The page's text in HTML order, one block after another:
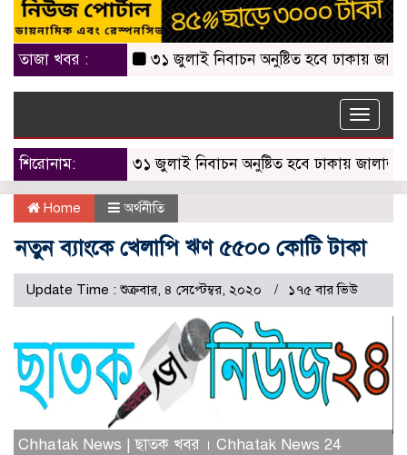
তাজা খবর : ৩১ জুলাই নিবাচন অনু‌ষ্টিত হ‌বে ঢাকায়
Toggle
শিরোনাম:
৩১ জুলাই নিবাচন অনু‌ষ্টিত হ‌বে ঢাকায় জালালাবাদ
Home অর্থনীতি
নতুন ব্যাংকে খেলাপি ঋণ ৫৫০০ কোটি টাকা
Update Time : শুক্রবার, ৪ সেপ্টেম্বর, ২০২০ ১৭৫ বার ভিউ
Chhatak News | ছাতক খবর । Chhatak News 24